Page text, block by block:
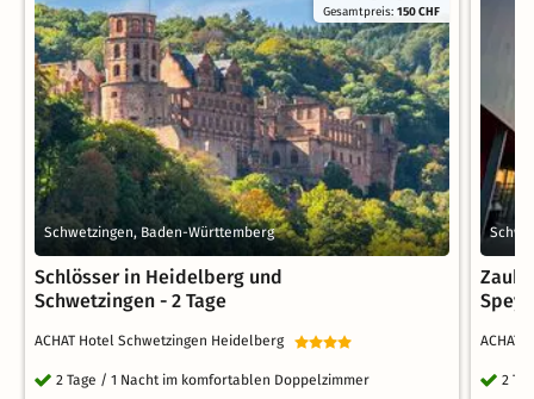
Gesamtpreis:150 CHF
Schwetzingen, Baden-Württemberg
Schlösser in Heidelberg und
Schwetzingen - 2 Tage
ACHAT Hotel Schwetzingen Heidelberg
2 Tage / 1 Nacht im komfortablen Doppelzimmer
2